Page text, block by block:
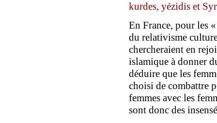
kurdes, yézidis et
En France, pour les
du relativisme
chercheraient en
islamique à donner
déduire que les
choisi de combattre
femmes avec les
sont donc des